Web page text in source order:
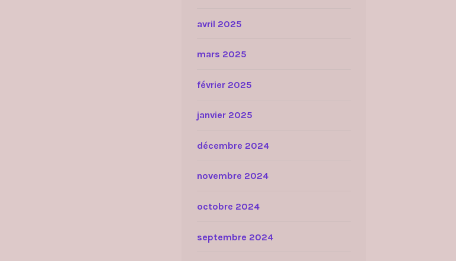
avril 2025
mars 2025
février 2025
janvier 2025
décembre 2024
novembre 2024
octobre 2024
septembre 2024